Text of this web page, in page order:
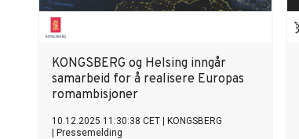
KONGSBERG og Helsing inngår
samarbeid for å realisere Europas
romambisjoner
10.12.2025 11:30:38 CET
KONGSBERG
Pressemelding